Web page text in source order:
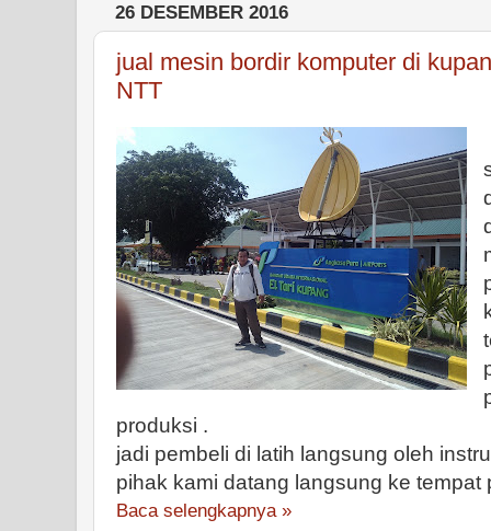
26 DESEMBER 2016
jual mesin bordir komputer di
NTT
produksi .
jadi pembeli di latih langsung oleh
pihak kami datang langsung ke tempat
Baca selengkapnya »